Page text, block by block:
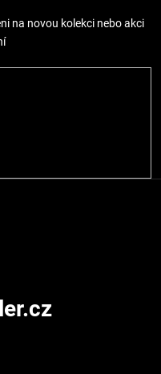
na novou kolekci nebo akci